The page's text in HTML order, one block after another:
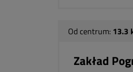
Od centrum: 13.3
Zakład